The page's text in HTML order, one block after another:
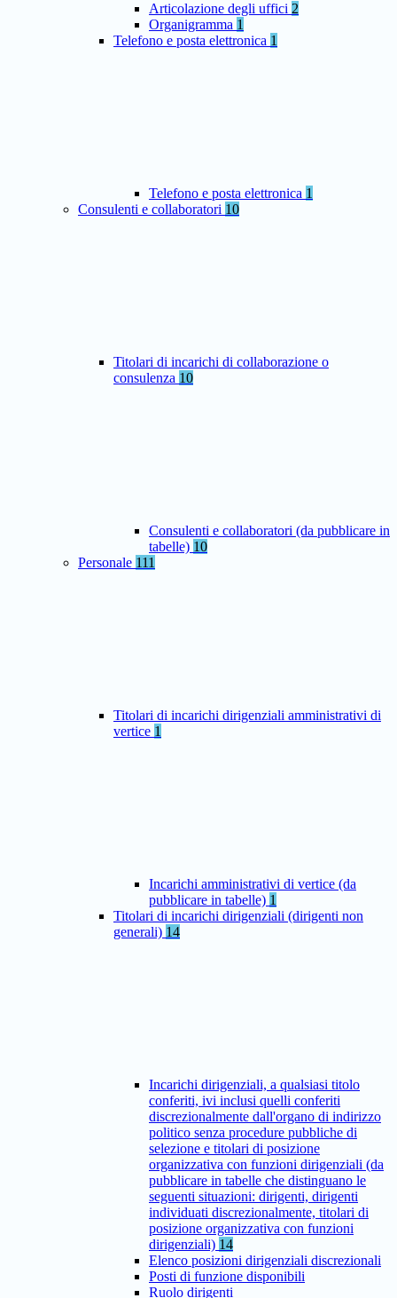
Articolazione degli uffici 2
Organigramma 1
Telefono e posta elettronica 1
Telefono e posta elettronica 1
Consulenti e collaboratori 10
Titolari di incarichi di collaborazione o
consulenza 10
Consulenti e collaboratori (da pubblicare in
tabelle) 10
Personale 111
Titolari di incarichi dirigenziali amministrativi di
vertice 1
Incarichi amministrativi di vertice (da
pubblicare in tabelle) 1
Titolari di incarichi dirigenziali (dirigenti non
generali) 14
Incarichi dirigenziali, a qualsiasi titolo
conferiti, ivi inclusi quelli conferiti
discrezionalmente dall'organo di indirizzo
politico senza procedure pubbliche di
selezione e titolari di posizione
organizzativa con funzioni dirigenziali (da
pubblicare in tabelle che distinguano le
seguenti situazioni: dirigenti, dirigenti
individuati discrezionalmente, titolari di
posizione organizzativa con funzioni
dirigenziali) 14
Elenco posizioni dirigenziali discrezionali
Posti di funzione disponibili
Ruolo dirigenti